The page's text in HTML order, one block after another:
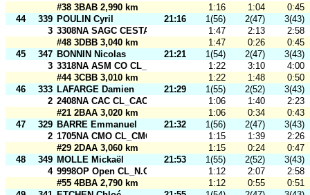
#38 3BAB 2,990 km
1:16 1:04
0:45
44
339 POULIN Cyril 21:16 1(56) 2(47)
3(43)
3 3308NA SAGC CESTAS CL_SAGC 1 1:47 2:13
2:58
#48 3DBB 3,040 km
1:47 0:26
0:45
45
347 BONNIN Nicolas 21:21 1(54) 2(47)
3(43)
3 3318NA ASM CO CL_ASM CO2 1:22 3:10
4:00
#44 3CBB 3,010 km
1:22 1:48
0:50
46
333 LAFARGE Damien 21:29 1(55) 2(52)
3(43)
2 2408NA CAC CL_CAC 1:06 1:40
2:23
#21 2BAA 3,020 km
1:06 0:34
0:43
47
329 BARRE Emmanuel 21:32 1(56) 2(47)
3(43)
2 1705NA CMO CL_CMO 2 1:15 1:39
2:26
#29 2DAA 3,060 km
1:15 0:24
0:47
48
349 MOLLE Mickaël 21:53 1(55) 2(52)
3(43)
4 9998OP Open CL_N.O.R.D. Open 1:12 2:07
2:58
#55 4BBA 2,790 km
1:12 0:55
0:51